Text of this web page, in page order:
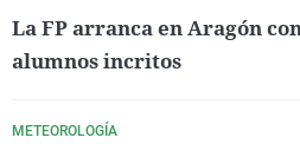
La FP arranca en Aragón
alumnos incritos
METEOROLOGÍA